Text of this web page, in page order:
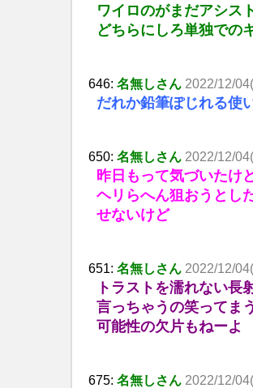
ワイロのがまだアシス
どちらにしろ単独での
646: 名無しさん 2022/12/
だれか鉛筆ぽじれる使
650: 名無しさん 2022/12/
昨日もって気づいたけ
ヘリらへん狙おうとし
せないけど
651: 名無しさん 2022/12/
トラストを濡れない長
言っちゃうの笑ってま
可能性の欠片もねーよ
675: 名無しさん 2022/12/